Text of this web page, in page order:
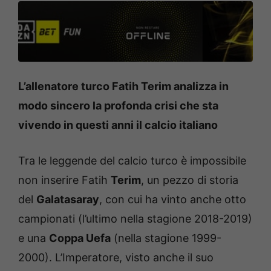
L’allenatore turco Fatih Terim analizza in
modo sincero la profonda crisi che sta
vivendo in questi anni il calcio italiano
Tra le leggende del calcio turco è impossibile
non inserire Fatih Terim, un pezzo di storia
del Galatasaray, con cui ha vinto anche otto
campionati (l’ultimo nella stagione 2018-2019)
e una Coppa Uefa (nella stagione 1999-
2000). L’Imperatore, visto anche il suo